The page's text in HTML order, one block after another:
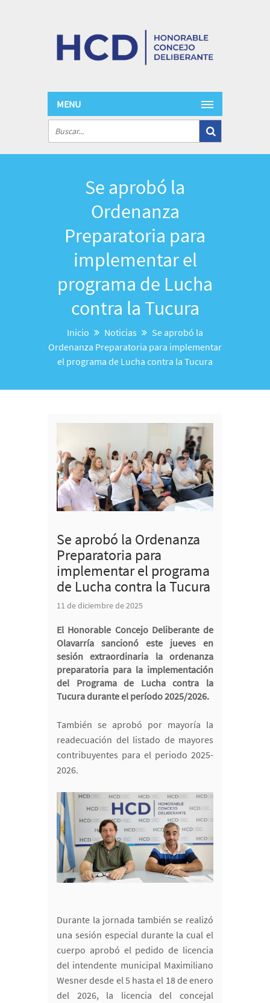
MENU
Se aprobó la
Ordenanza
Preparatoria para
implementar el
programa de Lucha
contra la Tucura
Inicio Noticias
Se aprobó la
Ordenanza Preparatoria para implementar
el programa de Lucha contra la Tucura
Se aprobó la Ordenanza
Preparatoria para
implementar el programa
de Lucha contra la Tucura
11 de diciembre de 2025
El Honorable Concejo Deliberante de
Olavarría sancionó este jueves en
sesión extraordinaria la ordenanza
preparatoria para la implementación
del Programa de Lucha contra la
Tucura durante el período 2025/2026.
También se aprobó por mayoría la
readecuación del listado de mayores
contribuyentes para el periodo 2025-
2026.
Durante la jornada también se realizó
una sesión especial durante la cual el
cuerpo aprobó el pedido de licencia
del intendente municipal Maximiliano
Wesner desde el 5 hasta el 18 de enero
del 2026, la licencia del concejal